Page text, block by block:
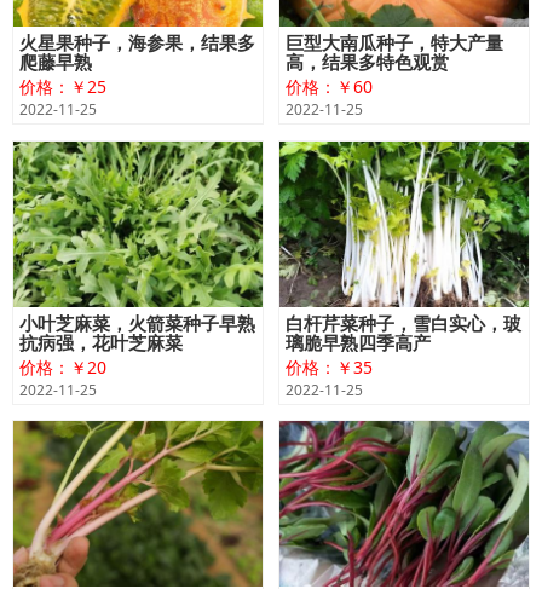
火星果种子，海参果，结果多
爬藤早熟
价格：￥25
2022-11-25
巨型大南瓜种子，特大产量
高，结果多特色观赏
价格：￥60
2022-11-25
小叶芝麻菜，火箭菜种子早熟
抗病强，花叶芝麻菜
价格：￥20
2022-11-25
白杆芹菜种子，雪白实心，玻
璃脆早熟四季高产
价格：￥35
2022-11-25